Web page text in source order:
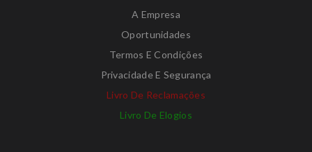
A Empresa
Oportunidades
Termos E Condições
Privacidade E Segurança
Livro De Reclamações
Livro De Elogios